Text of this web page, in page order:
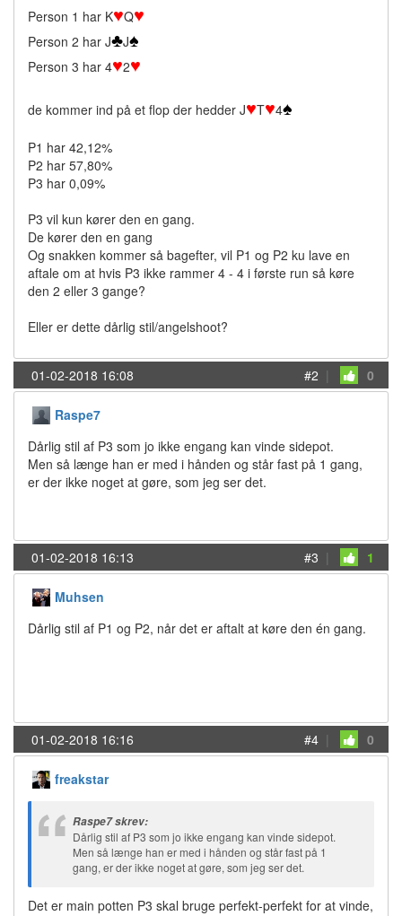
Person 1 har K♥Q♥
Person 2 har J♣J♠
Person 3 har 4♥2♥
de kommer ind på et flop der hedder J♥T♥4♠
P1 har 42,12%
P2 har 57,80%
P3 har 0,09%
P3 vil kun kører den en gang.
De kører den en gang
Og snakken kommer så bagefter, vil P1 og P2 ku lave en
aftale om at hvis P3 ikke rammer 4 - 4 i første run så køre
den 2 eller 3 gange?
Eller er dette dårlig stil/angelshoot?
01-02-2018 16:08 #2 | 0
Raspe7
Dårlig stil af P3 som jo ikke engang kan vinde sidepot.
Men så længe han er med i hånden og står fast på 1 gang,
er der ikke noget at gøre, som jeg ser det.
01-02-2018 16:13 #3 | 1
Muhsen
Dårlig stil af P1 og P2, når det er aftalt at køre den én gang.
01-02-2018 16:16 #4 | 0
freakstar
Raspe7 skrev:
Dårlig stil af P3 som jo ikke engang kan vinde sidepot.
Men så længe han er med i hånden og står fast på 1
gang, er der ikke noget at gøre, som jeg ser det.
Det er main potten P3 skal bruge perfekt-perfekt for at vinde,